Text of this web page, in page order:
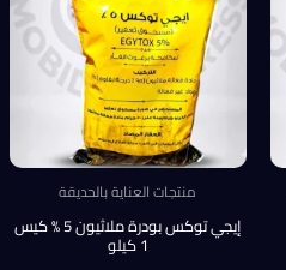
منتجات العناية بالحديقة
إيجي توكس بودرة ملاثيون 5 % كيس
1 كيلو